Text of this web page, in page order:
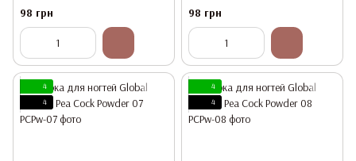
98 грн 98 грн
4
4
4
4